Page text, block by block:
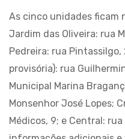
As cinco unidades ficam
Jardim das Oliveira: rua
Pedreira: rua Pintassilgo,
provisória): rua
Municipal Marina
Monsenhor José Lopes;
Médicos, 9; e Central: